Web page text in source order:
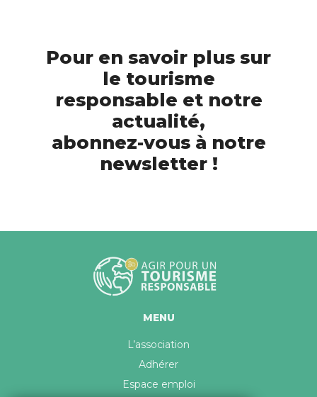
Pour en savoir plus sur
le tourisme
responsable et notre
actualité,
abonnez-vous à notre
newsletter !
MENU
L’association
Adhérer
Espace emploi